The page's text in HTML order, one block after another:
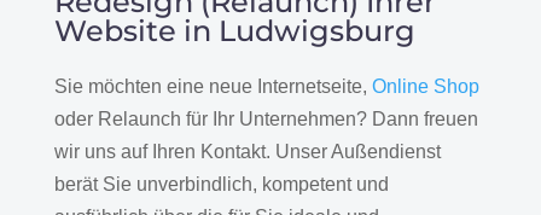
Website in Ludwigsburg
Sie möchten eine neue Internetseite, Online Shop
oder Relaunch für Ihr Unternehmen? Dann freuen
wir uns auf Ihren Kontakt. Unser Außendienst
berät Sie unverbindlich, kompetent und